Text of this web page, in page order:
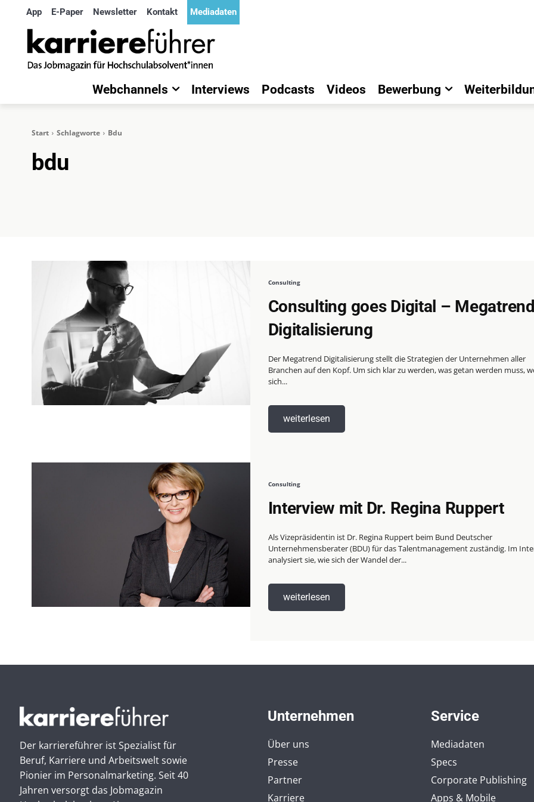
App E-Paper Newsletter Kontakt Mediadaten
Webchannels Interviews Podcasts Videos Bewerbung
Start Schlagworte Bdu
bdu
Consulting
Consulting goes Digital – Megatrend
Digitalisierung
Der Megatrend Digitalisierung stellt die Strategien der Unternehmen aller
Branchen auf den Kopf. Um sich klar zu werden, was getan werden muss,
sich...
weiterlesen
Consulting
Interview mit Dr. Regina Ruppert
Als Vizepräsidentin ist Dr. Regina Ruppert beim Bund Deutscher
Unternehmensberater (BDU) für das Talentmanagement zuständig. Im
analysiert sie, wie sich der Wandel der...
weiterlesen
Der karriereführer ist Spezialist für
Beruf, Karriere und Arbeitswelt sowie
Pionier im Personal­marketing. Seit 40
Jahren versorgt das Jobmagazin
Unternehmen
Über uns
Presse
Partner
Karriere
Service
Mediadaten
Specs
Corporate Publishing
Apps & Mobile